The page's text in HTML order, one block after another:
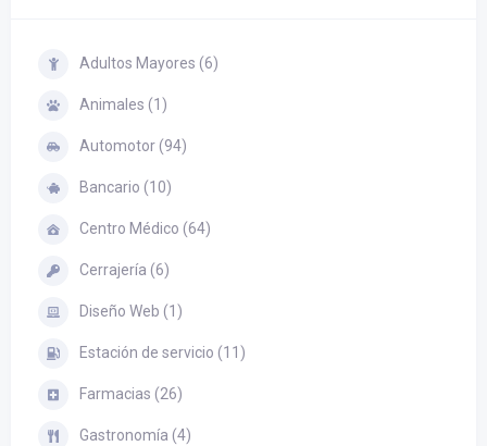
Adultos Mayores (6)
Animales (1)
Automotor (94)
Bancario (10)
Centro Médico (64)
Cerrajería (6)
Diseño Web (1)
Estación de servicio (11)
Farmacias (26)
Gastronomía (4)